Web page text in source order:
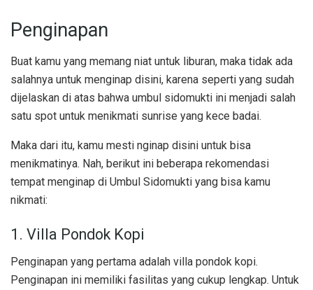
Penginapan
Buat kamu yang memang niat untuk liburan, maka tidak ada
salahnya untuk menginap disini, karena seperti yang sudah
dijelaskan di atas bahwa umbul sidomukti ini menjadi salah
satu spot untuk menikmati sunrise yang kece badai.
Maka dari itu, kamu mesti nginap disini untuk bisa
menikmatinya. Nah, berikut ini beberapa rekomendasi
tempat menginap di Umbul Sidomukti yang bisa kamu
nikmati:
1. Villa Pondok Kopi
Penginapan yang pertama adalah villa pondok kopi.
Penginapan ini memiliki fasilitas yang cukup lengkap. Untuk